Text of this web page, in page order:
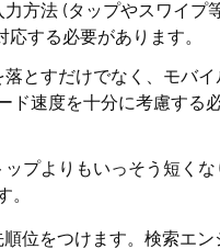
方法 (タップやスワイプ
する必要があります。
とすだけでなく、モバイ
ド速度を十分に考慮する
プよりもいっそう短くな
。
位をつけます。検索エン